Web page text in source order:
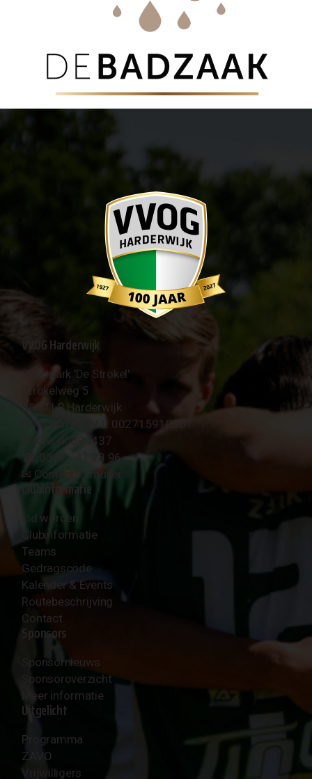
VVOG Harderwijk
Sportpark 'De Strokel'
Strokelweg 5
3847 LR Harderwijk
BTW Nummer NL 002715910B01
KvK Nr 40094437
☎︎ 0341 - 41 28 96
✉︎ Contactformulier
Clubinformatie
Lid worden
Clubinformatie
Teams
Gedragscode
Kalender & Events
Routebeschrijving
Contact
Sponsors
Sponsornieuws
Sponsoroverzicht
Meer informatie
Uitgelicht
Programma
ZAVO
Vrijwilligers